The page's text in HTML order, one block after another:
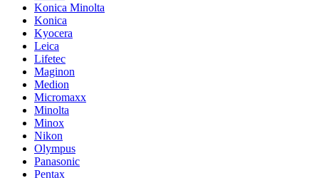
Konica Minolta
Konica
Kyocera
Leica
Lifetec
Maginon
Medion
Micromaxx
Minolta
Minox
Nikon
Olympus
Panasonic
Pentax